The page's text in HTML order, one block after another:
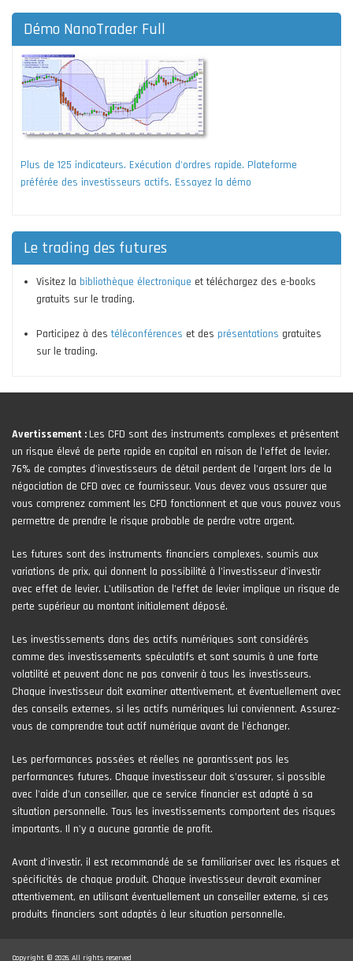
Démo NanoTrader Full
Plus de 125 indicateurs. Exécution d'ordres rapide. Plateforme
préférée des investisseurs actifs. Essayez la démo
Le trading des futures
Visitez la bibliothèque électronique et téléchargez des e-books
gratuits sur le trading.
Participez à destéléconférences et des présentations gratuites
sur le trading.
Avertissement : Les CFD sont des instruments complexes et présentent
un risque élevé de perte rapide en capital en raison de l'effet de levier.
76% de comptes d'investisseurs de détail perdent de l'argent lors de la
négociation de CFD avec ce fournisseur. Vous devez vous assurer que
vous comprenez comment les CFD fonctionnent et que vous pouvez vous
permettre de prendre le risque probable de perdre votre argent.
Les futures sont des instruments financiers complexes, soumis aux
variations de prix, qui donnent la possibilité à l’investisseur d’investir
avec effet de levier. L’utilisation de l’effet de levier implique un risque de
perte supérieur au montant initialement déposé.
Les investissements dans des actifs numériques sont considérés
comme des investissements spéculatifs et sont soumis à une forte
volatilité et peuvent donc ne pas convenir à tous les investisseurs.
Chaque investisseur doit examiner attentivement, et éventuellement avec
des conseils externes, si les actifs numériques lui conviennent. Assurez-
vous de comprendre tout actif numérique avant de l'échanger.
Les performances passées et réelles ne garantissent pas les
performances futures. Chaque investisseur doit s'assurer, si possible
avec l'aide d'un conseiller, que ce service financier est adapté à sa
situation personnelle. Tous les investissements comportent des risques
importants. Il n'y a aucune garantie de profit.
Avant d’investir, il est recommandé de se familiariser avec les risques et
spécificités de chaque produit. Chaque investisseur devrait examiner
attentivement, en utilisant éventuellement un conseiller externe, si ces
produits financiers sont adaptés à leur situation personnelle.
Copyright © 2026. All rights reserved